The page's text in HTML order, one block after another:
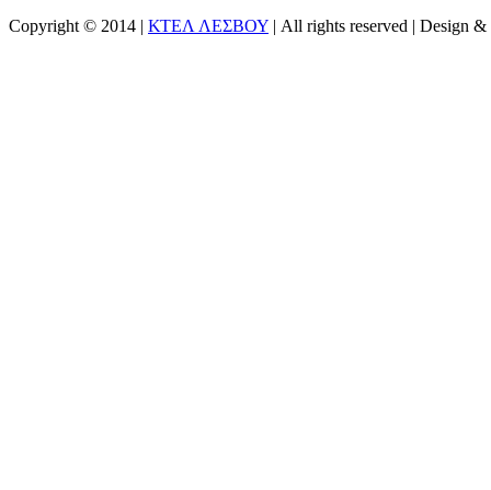
Copyright © 2014 | ΚΤΕΛ ΛΕΣΒΟΥ | All rights reserved | Design &